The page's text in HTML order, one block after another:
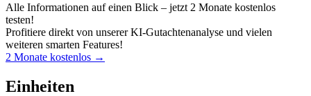
Alle Informationen auf einen Blick – jetzt 2 Monate kostenlos
testen!
Profitiere direkt von unserer KI-Gutachtenanalyse und vielen
weiteren smarten Features!
2 Monate kostenlos →
Einheiten